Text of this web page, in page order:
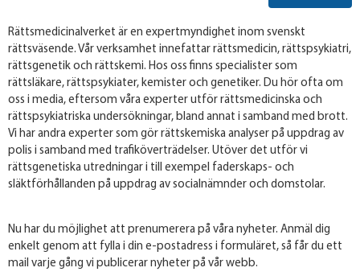
Rättsmedicinalverket är en expertmyndighet inom svenskt
rättsväsende. Vår verksamhet innefattar rättsmedicin, rättspsykiatri,
rättsgenetik och rättskemi. Hos oss finns specialister som
rättsläkare, rättspsykiater, kemister och genetiker. Du hör ofta om
oss i media, eftersom våra experter utför rättsmedicinska och
rättspsykiatriska undersökningar, bland annat i samband med brott.
Vi har andra experter som gör rättskemiska analyser på uppdrag av
polis i samband med trafiköverträdelser. Utöver det utför vi
rättsgenetiska utredningar i till exempel faderskaps- och
släktförhållanden på uppdrag av socialnämnder och domstolar.
Nu har du möjlighet att prenumerera på våra nyheter. Anmäl dig
enkelt genom att fylla i din e-postadress i formuläret, så får du ett
mail varje gång vi publicerar nyheter på vår webb.